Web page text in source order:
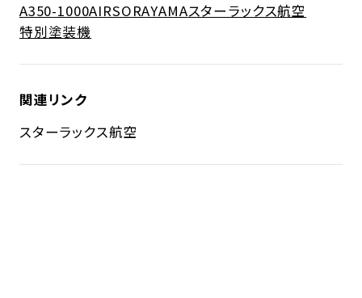
A350-1000AIRSORAYAMAスターラックス航空
特別塗装機
関連リンク
スターラックス航空